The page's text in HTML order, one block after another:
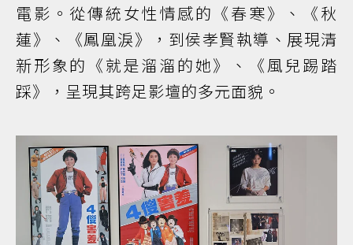
電影。從傳統女性情感的《春寒》、《秋
蓮》、《鳳凰淚》，到侯孝賢執導、展現清
新形象的《就是溜溜的她》、《風兒踢踏
踩》，呈現其跨足影壇的多元面貌。